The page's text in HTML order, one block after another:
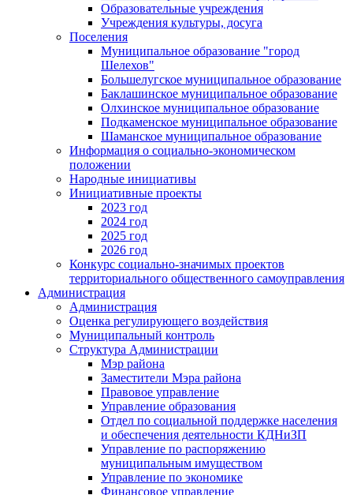
Образовательные учреждения
Учреждения культуры, досуга
Поселения
Муниципальное образование "город
Шелехов"
Большелугское муниципальное образование
Баклашинское муниципальное образование
Олхинское муниципальное образование
Подкаменское муниципальное образование
Шаманское муниципальное образование
Информация о социально-экономическом
положении
Народные инициативы
Инициативные проекты
2023 год
2024 год
2025 год
2026 год
Конкурс социально-значимых проектов
территориального общественного самоуправления
Администрация
Администрация
Оценка регулирующего воздействия
Муниципальный контроль
Структура Администрации
Мэр района
Заместители Мэра района
Правовое управление
Управление образования
Отдел по социальной поддержке населения
и обеспечения деятельности КДНиЗП
Управление по распоряжению
муниципальным имуществом
Управление по экономике
Финансовое управление